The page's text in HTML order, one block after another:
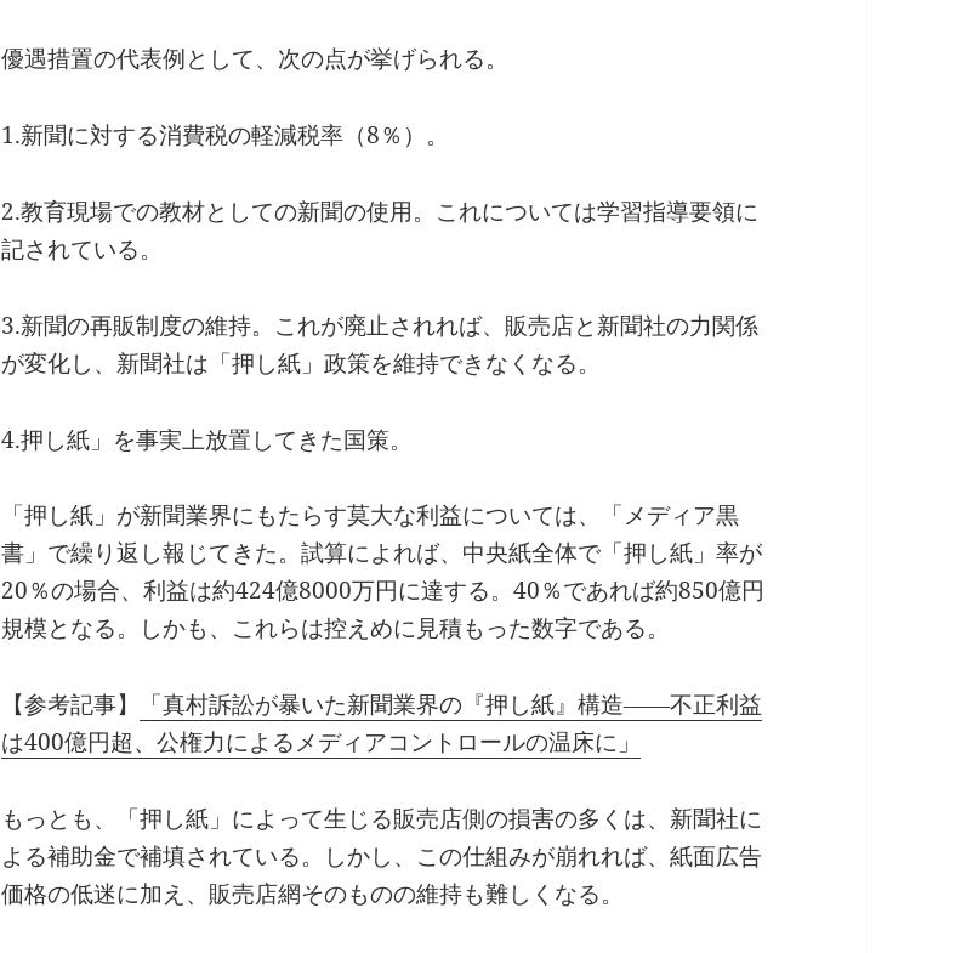
優遇措置の代表例として、次の点が挙げられる。
1.新聞に対する消費税の軽減税率（8％）。
2.教育現場での教材としての新聞の使用。これについては学習指導要領に
記されている。
3.新聞の再販制度の維持。これが廃止されれば、販売店と新聞社の力関係
が変化し、新聞社は「押し紙」政策を維持できなくなる。
4.押し紙」を事実上放置してきた国策。
「押し紙」が新聞業界にもたらす莫大な利益については、「メディア黒
書」で繰り返し報じてきた。試算によれば、中央紙全体で「押し紙」率が
20％の場合、利益は約424億8000万円に達する。40％であれば約850億円
規模となる。しかも、これらは控えめに見積もった数字である。
【参考記事】
「真村訴訟が暴いた新聞業界の『押し紙』構造――不正利益
は400億円超、公権力によるメディアコントロールの温床に」
もっとも、「押し紙」によって生じる販売店側の損害の多くは、新聞社に
よる補助金で補填されている。しかし、この仕組みが崩れれば、紙面広告
価格の低迷に加え、販売店網そのものの維持も難しくなる。